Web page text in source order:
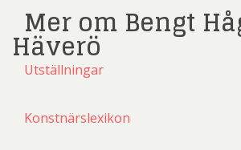
Mer om Bengt
Häverö
Utställningar
Konstnärslexikon